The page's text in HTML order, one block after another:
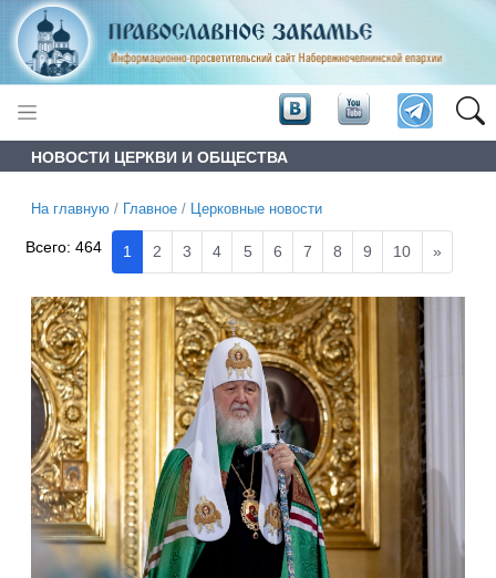
НОВОСТИ ЦЕРКВИ И ОБЩЕСТВА
На главную / Главное / Церковные новости
Всего:464 1 2 3 4 5 6 7 8 9 10 »